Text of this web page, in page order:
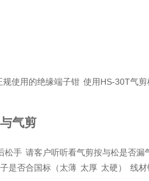
规使用的绝缘端子钳 使用 HS-30T气剪
气剪
松手 请客户听听看气剪按与松是否漏
是否合国标（太薄 太厚 太硬） 线材